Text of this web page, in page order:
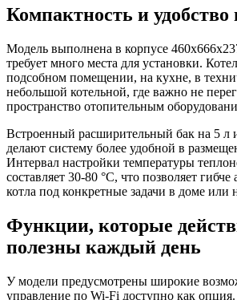
Компактность и удобство
Модель выполнена в корпусе
требует много места для установки.
подсобном помещении, на кухне, в
небольшой котельной, где важно не
пространство отопительным
Встроенный расширительный бак на 5 л
делают систему более удобной в
Интервал настройки температуры
составляет 30-80 °C, что позволяет гибче
котла под конкретные задачи в доме или
Функции, которые
полезны каждый день
У модели предусмотрены широкие
управление по Wi-Fi доступно как